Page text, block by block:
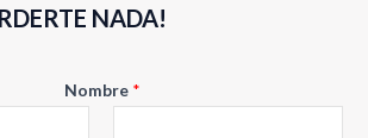
5
NADA!
Nombre *